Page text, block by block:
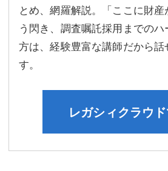
とめ、網羅解説。「ここに財
う閃き、調査嘱託採用までのハ
方は、経験豊富な講師だから
す。
レガシィクラウ